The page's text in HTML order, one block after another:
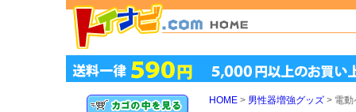
HOME > 男性器増強グッズ > 電動